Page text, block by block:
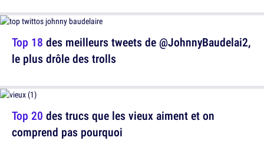
Top 18 des meilleurs tweets de @JohnnyBaudelai2,
le plus drôle des trolls
Top 20 des trucs que les vieux aiment et on
comprend pas pourquoi